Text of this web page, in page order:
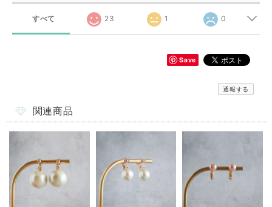
すべて 23 1 0
Save
通報する
関連商品